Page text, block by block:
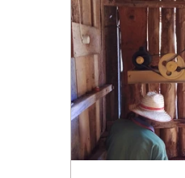
Pipericultura